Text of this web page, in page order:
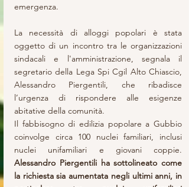
emergenza.
La necessità di alloggi popolari è stata
oggetto di un incontro tra le organizzazioni
sindacali e l'amministrazione, segnala il
segretario della Lega Spi Cgil Alto Chiascio,
Alessandro Piergentili, che ribadisce
l’urgenza di rispondere alle esigenze
abitative della comunità.
Il fabbisogno di edilizia popolare a Gubbio
coinvolge circa 100 nuclei familiari, inclusi
Alessandro Piergentili ha sottolineato come
la richiesta sia aumentata negli ultimi anni, in